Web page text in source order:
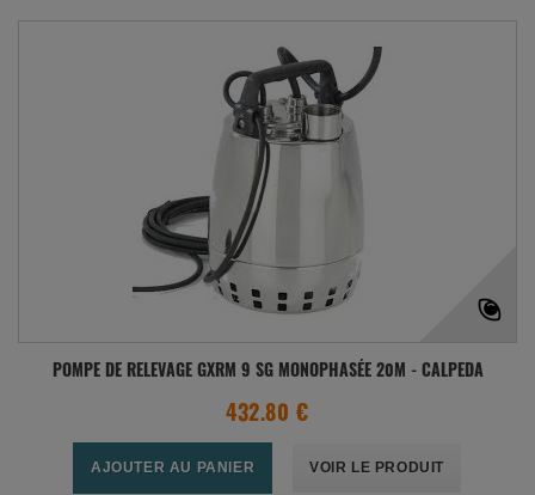
POMPE DE RELEVAGE GXRM 9 SG MONOPHASÉE 20M - CALPEDA
432.80 €
AJOUTER AU PANIER VOIR LE PRODUIT